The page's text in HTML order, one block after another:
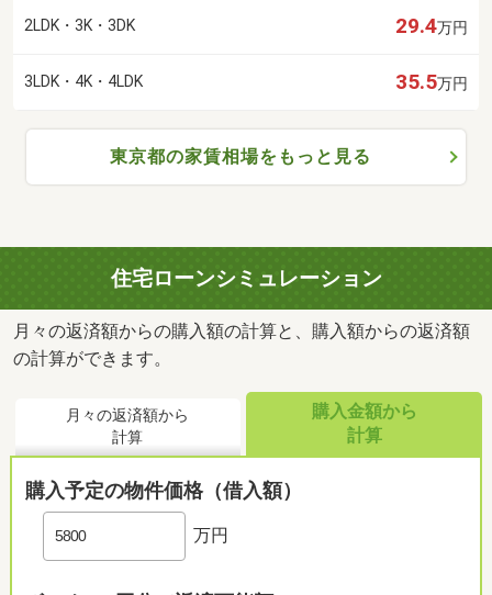
2LDK・3K・3DK 29.4万円
3LDK・4K・4LDK 35.5万円
東京都の家賃相場をもっと見る
住宅ローンシミュレーション
月々の返済額からの購入額の計算と、購入額からの返済額
の計算ができます。
月々の返済額から
計算
購入金額から
計算
購入予定の物件価格（借入額）
万円